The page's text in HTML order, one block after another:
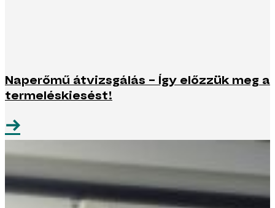
Naperőmű átvizsgálás – Így előzzük meg a
termeléskiesést!
→